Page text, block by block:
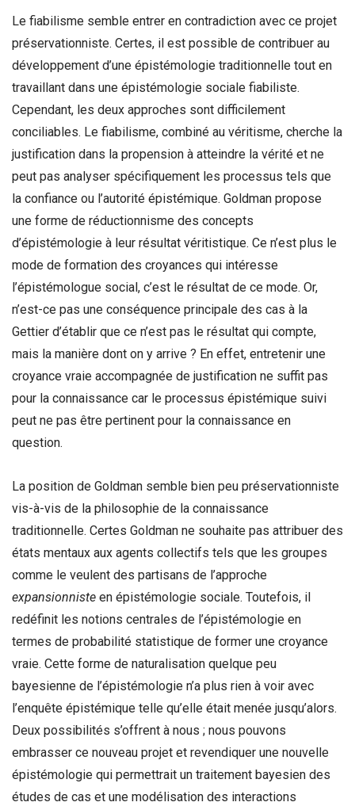
Le fiabilisme semble entrer en contradiction avec ce projet
préservationniste. Certes, il est possible de contribuer au
développement d’une épistémologie traditionnelle tout en
travaillant dans une épistémologie sociale fiabiliste.
Cependant, les deux approches sont difficilement
conciliables. Le fiabilisme, combiné au véritisme, cherche la
justification dans la propension à atteindre la vérité et ne
peut pas analyser spécifiquement les processus tels que
la confiance ou l’autorité épistémique. Goldman propose
une forme de réductionnisme des concepts
d’épistémologie à leur résultat véritistique. Ce n’est plus le
mode de formation des croyances qui intéresse
l’épistémologue social, c’est le résultat de ce mode. Or,
n’est-ce pas une conséquence principale des cas à la
Gettier d’établir que ce n’est pas le résultat qui compte,
mais la manière dont on y arrive ? En effet, entretenir une
croyance vraie accompagnée de justification ne suffit pas
pour la connaissance car le processus épistémique suivi
peut ne pas être pertinent pour la connaissance en
question.
La position de Goldman semble bien peu préservationniste
vis-à-vis de la philosophie de la connaissance
traditionnelle. Certes Goldman ne souhaite pas attribuer des
états mentaux aux agents collectifs tels que les groupes
comme le veulent des partisans de l’approche
expansionniste en épistémologie sociale. Toutefois, il
redéfinit les notions centrales de l’épistémologie en
termes de probabilité statistique de former une croyance
vraie. Cette forme de naturalisation quelque peu
bayesienne de l’épistémologie n’a plus rien à voir avec
l’enquête épistémique telle qu’elle était menée jusqu’alors.
Deux possibilités s’offrent à nous ; nous pouvons
embrasser ce nouveau projet et revendiquer une nouvelle
épistémologie qui permettrait un traitement bayesien des
études de cas et une modélisation des interactions